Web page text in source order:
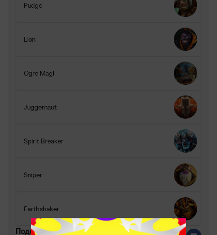
Pudge
Lion
Ogre Magi
Juggernaut
Spirit Breaker
Sniper
Earthshaker
Поделитесь c миром своим